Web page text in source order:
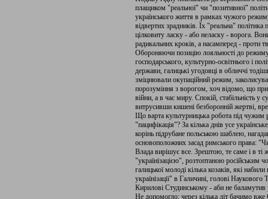
плащиком "реальної" чи "позитивної"
українського життя в рамках чужого
відвертих зрадників. Їх "реальна"
цілковиту ласку - або неласку - ворога.
радикальних кроків, а насамперед - проти
Обороняючи позицію лояльності до
господарського, культурно-освітнього і
держави, галицькі угодовці в обличчі
зміцнювали окупаційний режим,
порозуміння з ворогом, хоч відомо, що
війни, а в час миру. Спокій, стабільність у
витрусивши кишені безборонній жертві,
Що варта культурницька робота під чужим
"пацифікація"? За кілька днів усе
корінь підрубане польською шаблею,
основоположних засад римського права:
Влада вирішує все. Зрештою, те саме і в ті
"українізацією", розтоптаною російським
галицької молоді кілька козаків, які
українізації" в Галичині, голові
Кирилові Студинському - аби не баламутив
Не допомогло: через кілька літ бачимо